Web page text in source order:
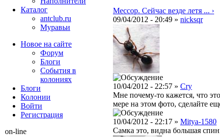
Мессор. Сейчас везде летя ... ›
09/04/2012 - 20:49 » nicksqr
10/04/2012 - 22:57 » Cry
Мне почему-то кажется, что
мере на этом фото, сделайте
10/04/2012 - 22:17 » Mitya-1580
Самка это, видна большая
Каталог
antclub.ru
Муравьи
Новое на сайте
Форум
Блоги
События в
колониях
Блоги
Колонии
Войти
Peгиcтpaция
on-line